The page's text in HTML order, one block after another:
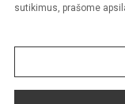
sutikimus, prašome
Sumanus būdas